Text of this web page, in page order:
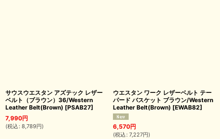
サウスウエスタン アズテック レザー
ベルト（ブラウン）36/Western
Leather Belt(Brown) [PSAB27]
7,990円
(税込 : 8,789円)
ウエスタン ワーク レザーベルト テー
パード バスケット ブラウン/Western
Leather Belt(Brown) [EWAB82]
6,570円
(税込 : 7,227円)